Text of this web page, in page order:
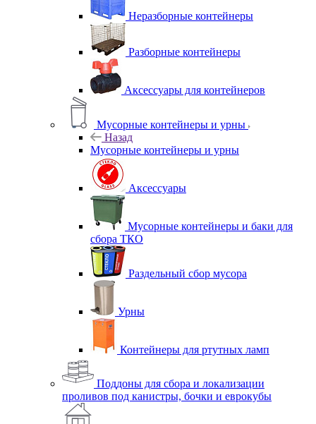
Неразборные контейнеры
Разборные контейнеры
Аксессуары для контейнеров
Мусорные контейнеры и урны
Назад
Мусорные контейнеры и урны
Аксессуары
Мусорные контейнеры и баки для
сбора ТКО
Раздельный сбор мусора
Урны
Контейнеры для ртутных ламп
Поддоны для сбора и локализации
проливов под канистры, бочки и еврокубы